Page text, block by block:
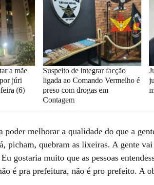
a mãe
júri
(6)
Suspeito de integrar facção
ligada ao Comando Vermelho é
preso com drogas em
Contagem
poder melhorar a qualidade do que a
picham, quebram as lixeiras. A gente
gostaria muito que as pessoas
é pra prefeitura, não é pro prefeito. A